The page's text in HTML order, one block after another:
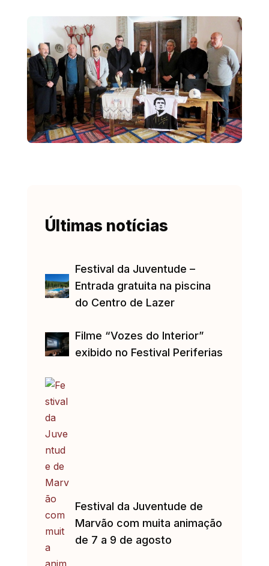
Últimas notícias
Festival da Juventude –
Entrada gratuita na piscina
do Centro de Lazer
Filme “Vozes do Interior”
exibido no Festival Periferias
Festival da Juventude de
Marvão com muita animação
de 7 a 9 de agosto